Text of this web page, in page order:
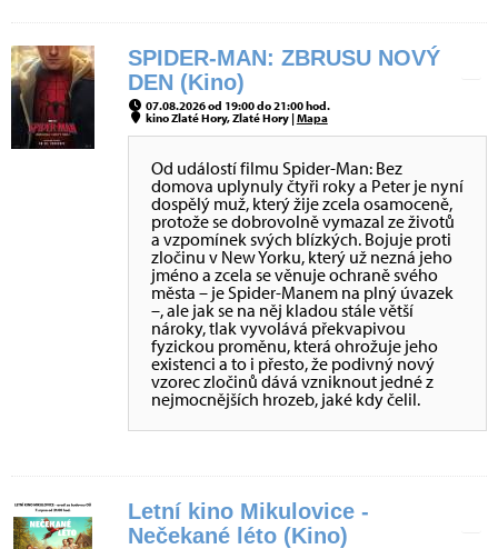
SPIDER-MAN: ZBRUSU NOVÝ
DEN (Kino)
07.08.2026 od 19:00 do 21:00 hod.
kino Zlaté Hory, Zlaté Hory |Mapa
Od událostí filmu Spider-Man: Bez
domova uplynuly čtyři roky a Peter je nyní
dospělý muž, který žije zcela osamoceně,
protože se dobrovolně vymazal ze životů
a vzpomínek svých blízkých. Bojuje proti
zločinu v New Yorku, který už nezná jeho
jméno a zcela se věnuje ochraně svého
města – je Spider-Manem na plný úvazek
–, ale jak se na něj kladou stále větší
nároky, tlak vyvolává překvapivou
fyzickou proměnu, která ohrožuje jeho
existenci a to i přesto, že podivný nový
vzorec zločinů dává vzniknout jedné z
nejmocnějších hrozeb, jaké kdy čelil.
Letní kino Mikulovice -
Nečekané léto (Kino)